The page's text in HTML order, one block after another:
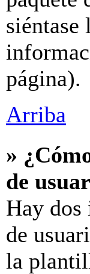
siéntase
página).
Arriba
»
de
Hay dos
de
la